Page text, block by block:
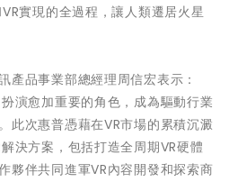
實現的全過程，讓人類遷居火星
產品事業部總經理周信宏表示：
演愈加重要的角色，成為驅動行業
此次惠普憑藉在VR市場的累積沉澱
決方案，包括打造全周期VR硬體
夥伴共同進軍VR內容開發和探索商